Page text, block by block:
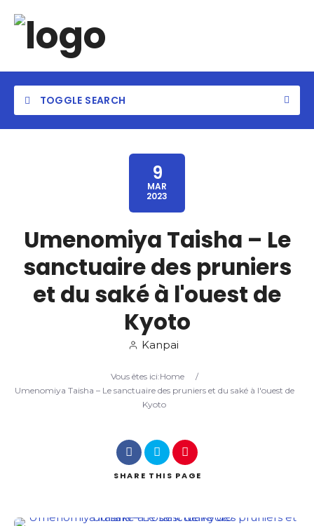
TOGGLE SEARCH
Location
9
MAR
2023
Umenomiya Taisha – Le
sanctuaire des pruniers
et du saké à l'ouest de
Kyoto
Kanpai
Vous êtes ici:Home
/
Umenomiya Taisha – Le sanctuaire des pruniers et du saké à l'ouest de
Kyoto
SHARE THIS PAGE